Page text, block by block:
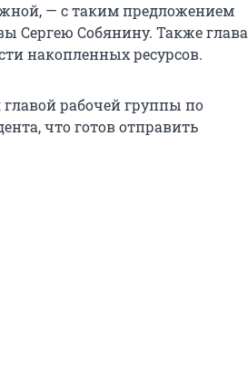
— с таким предложением
Сергею Собянину. Также глава
накопленных ресурсов.
рабочей группы по
что готов отправить